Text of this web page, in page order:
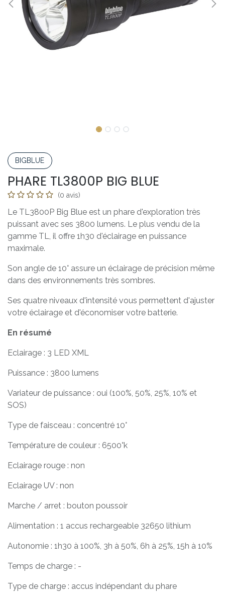
BIGBLUE
PHARE TL3800P BIG BLUE
(0 avis)
Le TL3800P Big Blue est un phare d'exploration très
puissant avec ses 3800 lumens. Le plus vendu de la
gamme TL, il offre 1h30 d'éclairage en puissance
maximale.
Son angle de 10° assure un éclairage de précision même
dans des environnements très sombres.
Ses quatre niveaux d'intensité vous permettent d'ajuster
votre éclairage et d'économiser votre batterie.
En résumé
Eclairage : 3 LED XML
Puissance : 3800 lumens
Variateur de puissance : oui (100%, 50%, 25%, 10% et
SOS)
Type de faisceau : concentré 10°
Température de couleur : 6500°k
Eclairage rouge : non
Eclairage UV : non
Marche / arret : bouton poussoir
Alimentation : 1 accus rechargeable 32650 lithium
Autonomie : 1h30 à 100%, 3h à 50%, 6h à 25%, 15h à 10%
Temps de charge : -
Type de charge : accus indépendant du phare